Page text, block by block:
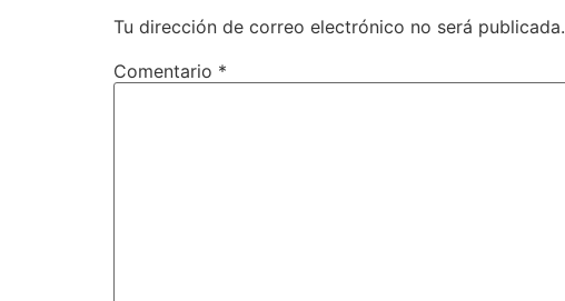
Tu dirección de correo electrónico no será publicada.
Comentario *